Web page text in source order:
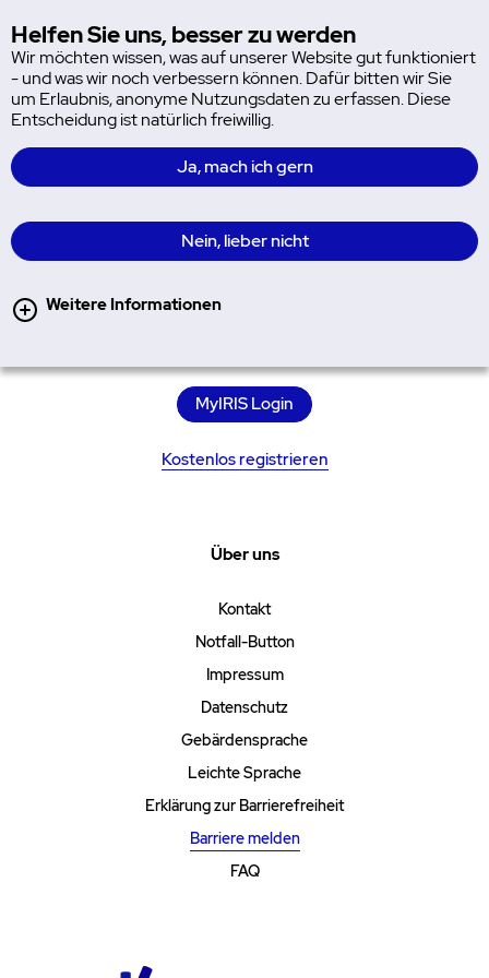
Helfen Sie uns, besser zu werden
Wir möchten wissen, was auf unserer Website gut funktioniert
- und was wir noch verbessern können. Dafür bitten wir Sie
um Erlaubnis, anonyme Nutzungsdaten zu erfassen. Diese
Entscheidung ist natürlich freiwillig.
Ja, mach ich gern
Nein, lieber nicht
Weitere Informationen
aufgefallen? Dann nutze unser Feedback-Formular, um uns eine
Nachricht zukommen zu lassen.
Felder mit einem * sind Pflichtfelder und müssen ausgefüllt werden.
Du kannst uns auch anrufen. Die Kontaktdaten findest Du unter
Kontakt.
Selbstverständlich beachten wir die Vorschriften des Datenschutzes.
MyIRIS Login
Kostenlos registrieren
Über uns
Kontakt
Notfall-Button
Impressum
Datenschutz
Gebärdensprache
Leichte Sprache
Erklärung zur Barrierefreiheit
Barriere melden
FAQ